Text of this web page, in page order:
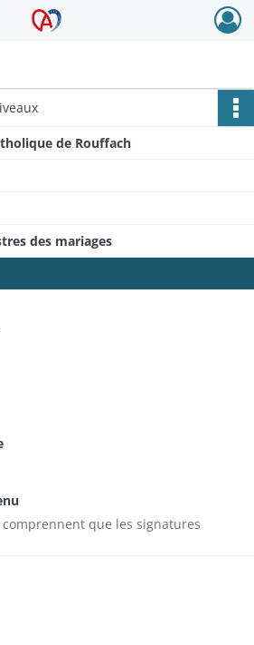
Alsace - Colmar
de Rouffach
des mariages
que les signatures